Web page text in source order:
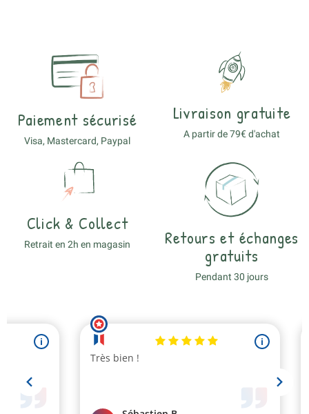
Paiement sécurisé
Visa, Mastercard, Paypal
Livraison gratuite
A partir de 79€ d'achat
Click & Collect
Retrait en 2h en magasin
Retours et échanges
gratuits
Pendant 30 jours